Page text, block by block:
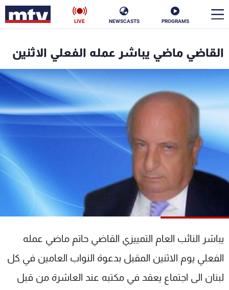
PROGRAMS
NEWSCASTS
LIVE
القاضي ماضي يباشر عمله الفعلي الاثنين
يباشر النائب العام التمييزي القاضي حاتم ماضي عمله
الفعلي يوم الاثنين المقبل بدعوة النواب العامين في كل
لبنان الى اجتماع يعقد في مكتبه عند العاشرة من قبل
سياسة ناس
فن
منوعات رياضة
كأس العالم
شاهد البرامج
الترددات